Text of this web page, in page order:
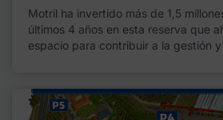
Motril ha invertido más de 1,5
últimos 4 años en esta reserva que
espacio para contribuir a la gestión